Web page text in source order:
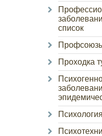
список
Проходка